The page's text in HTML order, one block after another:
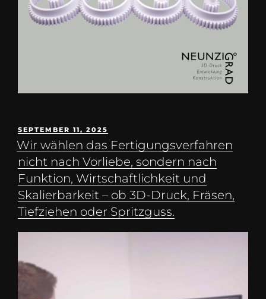
SEPTEMBER 11, 2025
Wir wählen das Fertigungsverfahren
nicht nach Vorliebe, sondern nach
Funktion, Wirtschaftlichkeit und
Skalierbarkeit – ob 3D-Druck, Fräsen,
Tiefziehen oder Spritzguss.